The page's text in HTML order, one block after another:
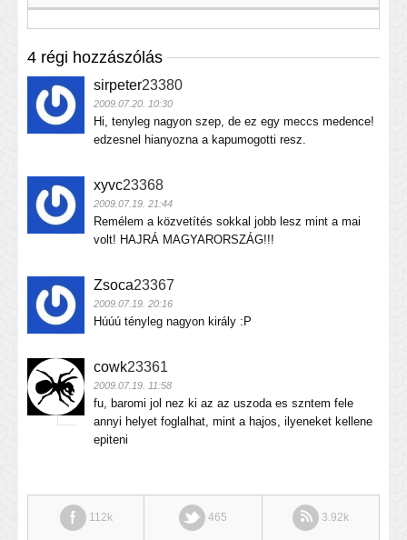
4 régi hozzászólás
sirpeter23380
2009.07.20. 10:30
Hi, tenyleg nagyon szep, de ez egy meccs medence!
edzesnel hianyozna a kapumogotti resz.
xyvc23368
2009.07.19. 21:44
Remélem a közvetítés sokkal jobb lesz mint a mai
volt! HAJRÁ MAGYARORSZÁG!!!
Zsoca23367
2009.07.19. 20:16
Húúú tényleg nagyon király :P
cowk23361
2009.07.19. 11:58
fu, baromi jol nez ki az az uszoda es szntem fele
annyi helyet foglalhat, mint a hajos, ilyeneket kellene
epiteni
112k 465 3.92k